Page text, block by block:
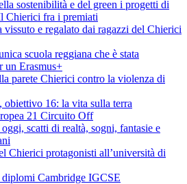
sostenibilità e del green i progetti di
Chierici fra i premiati
vissuto e regalato dai ragazzi del Chierici
scuola reggiana che è stata
un Erasmus+
parete Chierici contro la violenza di
obiettivo 16: la vita sulla terra
21 Circuito Off
scatti di realtà, sogni, fantasie e
Chierici protagonisti all’università di
diplomi Cambridge IGCSE